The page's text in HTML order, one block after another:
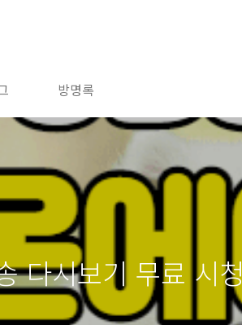
방명록
다시보기 무료 시청